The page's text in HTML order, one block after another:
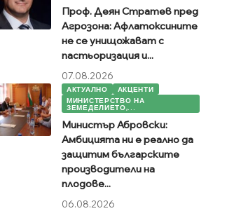
Проф. Деян Стратев пред
Агрозона: Афлатоксините
не се унищожават с
пастьоризация и...
07.08.2026
АКТУАЛНО
АКЦЕНТИ
МИНИСТЕРСТВО НА
ЗЕМЕДЕЛИЕТО,...
Министър Абровски:
Амбицията ни е реално да
защитим българските
производители на
плодове...
06.08.2026